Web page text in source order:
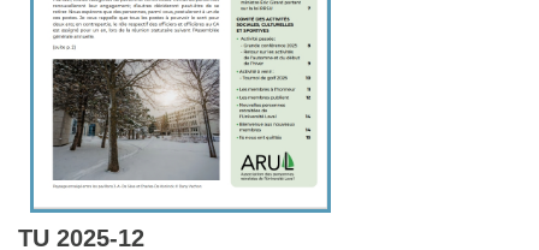
TU 2025-12